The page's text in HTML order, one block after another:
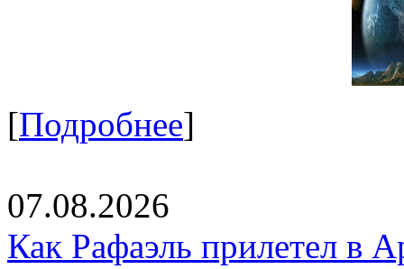
[Подробнее]
07.08.2026
Как Рафаэль прилетел в